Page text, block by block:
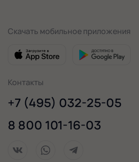
Скачать мобильное приложения
Контакты
+7 (495) 032-25-05
8 800 101-16-03